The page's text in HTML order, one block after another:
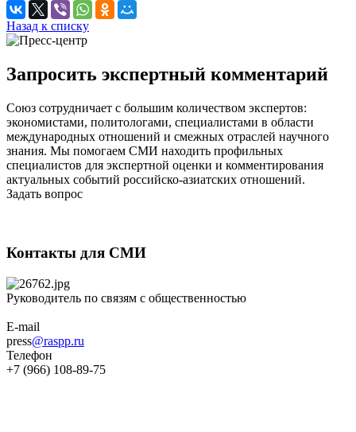
Назад к списку
Запросить экспертный комментарий
Союз сотрудничает с большим количеством экспертов:
экономистами, политологами, специалистами в области
международных отношений и смежных отраслей научного
знания. Мы помогаем СМИ находить профильных
специалистов для экспертной оценки и комментирования
актуальных событий российско-азиатских отношений.
Задать вопрос
Контакты для СМИ
Руководитель по связям с общественностью
E-mail
press@raspp.ru
Телефон
+7 (966) 108-89-75